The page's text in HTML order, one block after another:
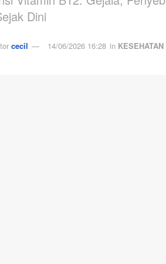
Dini
cecil 14/06/2026 16:28 in KESEHATAN